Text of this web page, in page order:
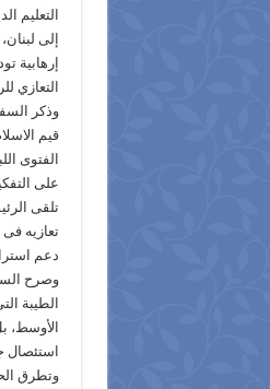
التعليم
إلى
إرهابية
التعازي
وذكر
قيم
الفتوى
على
تلقى
تعازيه
دعم
وصرح
الطيبة
الأوسط،
استئصال
وتطرق